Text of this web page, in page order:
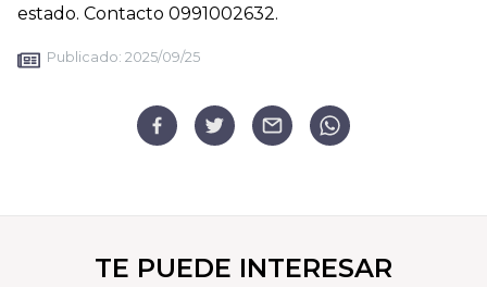
estado. Contacto 0991002632.
Publicado: 2025/09/25
TE PUEDE INTERESAR